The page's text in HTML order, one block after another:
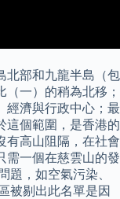
北部和九龍半島（包
一）的稍為北移；
經濟與行政中心；最
這個範圍，是香港的
有高山阻隔，在社會
需一個在慈雲山的發
題，如空氣污染、
被剔出此名單是因